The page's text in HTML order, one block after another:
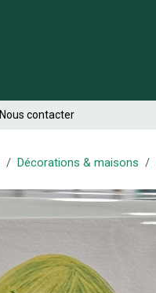
Nous contacter
Décorations & maisons